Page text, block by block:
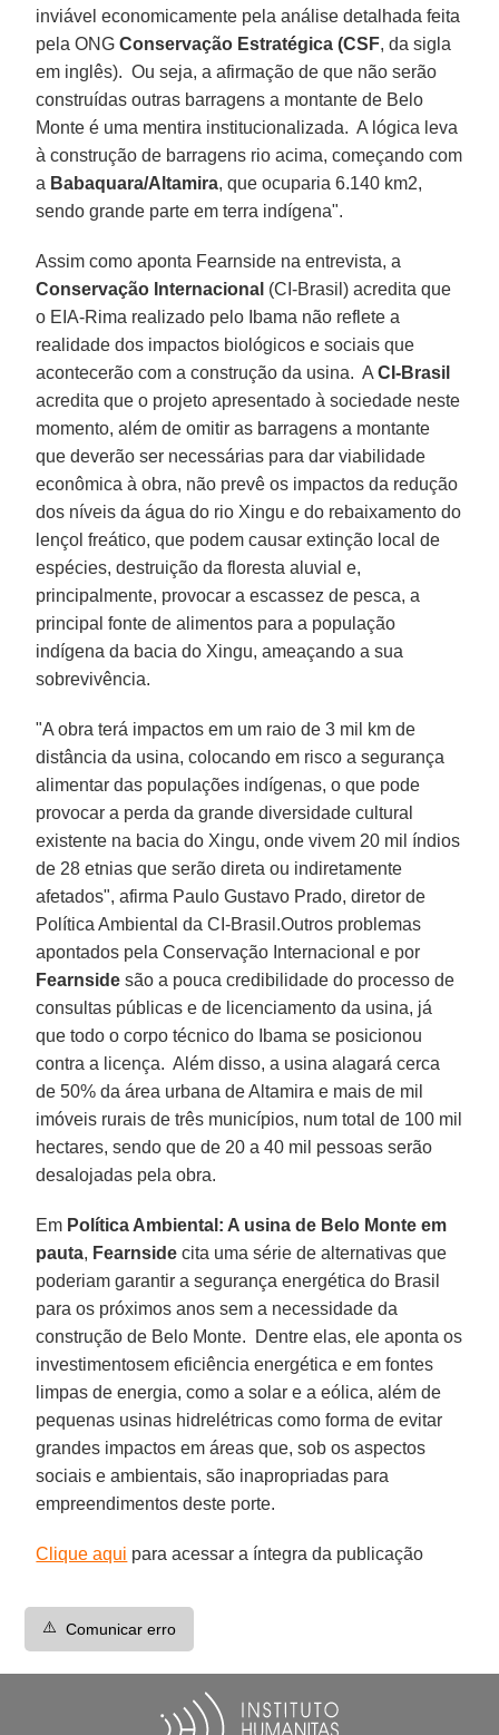
inviável economicamente pela análise detalhada feita
pela ONGConservação Estratégica (CSF, da sigla
em inglês). Ou seja, a afirmação de que não serão
construídas outras barragens a montante de Belo
Monte é uma mentira institucionalizada. A lógica leva
à construção de barragens rio acima, começando com
a Babaquara/Altamira, que ocuparia 6.140 km2,
sendo grande parte em terra indígena".
Assim como aponta Fearnside na entrevista, a
Conservação Internacional (CI-Brasil) acredita que
o EIA-Rima realizado pelo Ibama não reflete a
realidade dos impactos biológicos e sociais que
acontecerão com a construção da usina. ACI-Brasil
acredita que o projeto apresentado à sociedade neste
momento, além de omitir as barragens a montante
que deverão ser necessárias para dar viabilidade
econômica à obra, não prevê os impactos da redução
dos níveis da água do rio Xingu e do rebaixamento do
lençol freático, que podem causar extinção local de
espécies, destruição da floresta aluvial e,
principalmente, provocar a escassez de pesca, a
principal fonte de alimentos para a população
indígena da bacia do Xingu, ameaçando a sua
sobrevivência.
"A obra terá impactos em um raio de 3 mil km de
distância da usina, colocando em risco a segurança
alimentar das populações indígenas, o que pode
provocar a perda da grande diversidade cultural
existente na bacia do Xingu, onde vivem 20 mil índios
de 28 etnias que serão direta ou indiretamente
afetados", afirma Paulo Gustavo Prado, diretor de
Política Ambiental da CI-Brasil.Outros problemas
apontados pela Conservação Internacional e por
Fearnside são a pouca credibilidade do processo de
consultas públicas e de licenciamento da usina, já
que todo o corpo técnico do Ibama se posicionou
contra a licença. Além disso, a usina alagará cerca
de 50% da área urbana de Altamira e mais de mil
imóveis rurais de três municípios, num total de 100 mil
hectares, sendo que de 20 a 40 mil pessoas serão
desalojadas pela obra.
Em Política Ambiental: A usina de Belo Monte em
pauta, Fearnside cita uma série de alternativas que
poderiam garantir a segurança energética do Brasil
para os próximos anos sem a necessidade da
construção de Belo Monte. Dentre elas, ele aponta os
investimentosem eficiência energética e em fontes
limpas de energia, como a solar e a eólica, além de
pequenas usinas hidrelétricas como forma de evitar
grandes impactos em áreas que, sob os aspectos
sociais e ambientais, são inapropriadas para
empreendimentos deste porte.
Clique aqui para acessar a íntegra da publicação
⚠️ Comunicar erro